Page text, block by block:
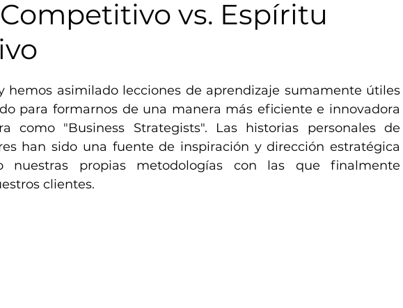
vs. Espíritu
hemos asimilado lecciones de aprendizaje sumamente útiles
para formarnos de una manera más eficiente e innovadora
como "Business Strategists". Las historias personales de
han sido una fuente de inspiración y dirección estratégica
nuestras propias metodologías con las que finalmente
clientes.